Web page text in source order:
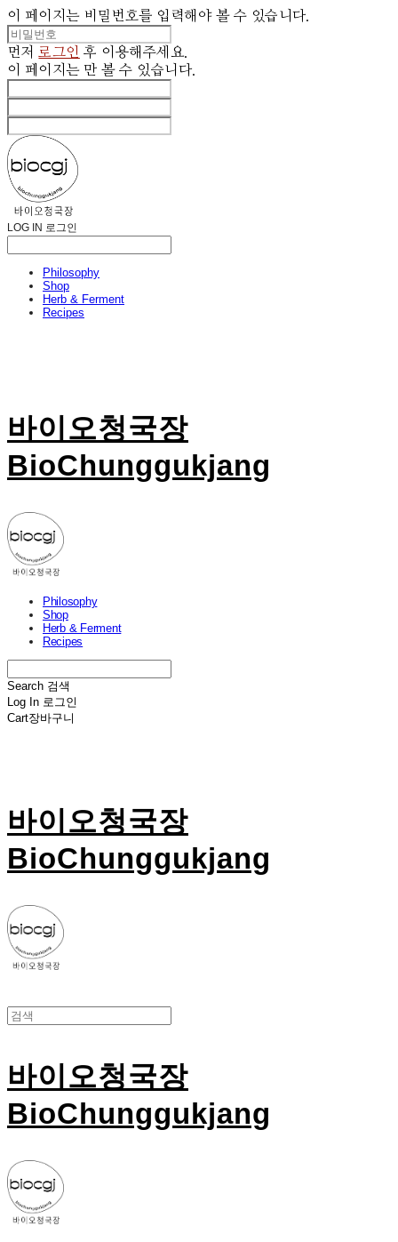
이 페이지는 비밀번호를 입력해야 볼 수 있습니다.
먼저 로그인 후 이용해주세요.
이 페이지는만 볼 수 있습니다.
LOG IN 로그인
Philosophy
Shop
Herb & Ferment
Recipes
바이오청국장
BioChunggukjang
Philosophy
Shop
Herb & Ferment
Recipes
Search 검색
Log In 로그인
Cart장바구니
바이오청국장
BioChunggukjang
바이오청국장
BioChunggukjang